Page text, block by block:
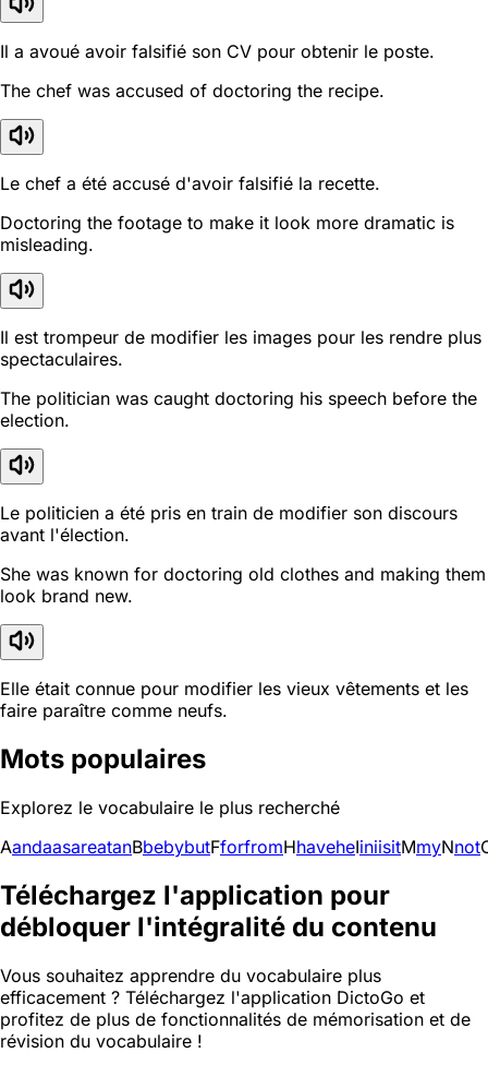
Il a avoué avoir falsifié son CV pour obtenir le poste.
The chef was accused of doctoring the recipe.
Le chef a été accusé d'avoir falsifié la recette.
Doctoring the footage to make it look more dramatic is
misleading.
Il est trompeur de modifier les images pour les rendre plus
spectaculaires.
The politician was caught doctoring his speech before the
election.
Le politicien a été pris en train de modifier son discours
avant l'élection.
She was known for doctoring old clothes and making them
look brand new.
Elle était connue pour modifier les vieux vêtements et les
faire paraître comme neufs.
Mots populaires
Explorez le vocabulaire le plus recherché
AandaasareatanBbebybutFforfromHhaveheIiniisitMmyNnot
Téléchargez l'application pour
débloquer l'intégralité du contenu
Vous souhaitez apprendre du vocabulaire plus
efficacement ? Téléchargez l'application DictoGo et
profitez de plus de fonctionnalités de mémorisation et de
révision du vocabulaire !